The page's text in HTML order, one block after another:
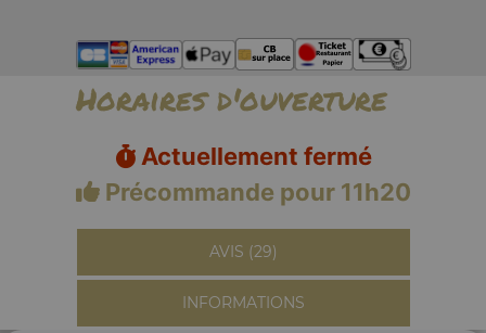
Horaires d'ouverture
Actuellement fermé
Précommande pour 11h20
AVIS (29)
INFORMATIONS